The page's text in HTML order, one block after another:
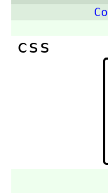
css